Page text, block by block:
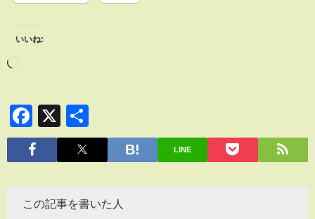
いいね:
Facebook
X
有
LINE
この記事を書いた人